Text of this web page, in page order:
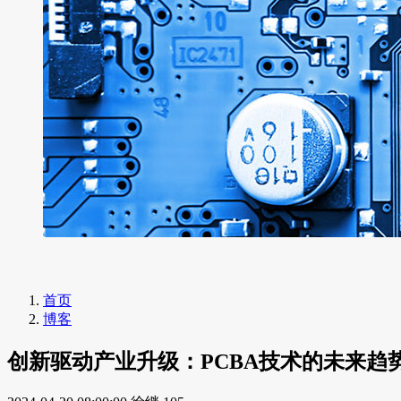
首页
博客
创新驱动产业升级：PCBA技术的未来趋